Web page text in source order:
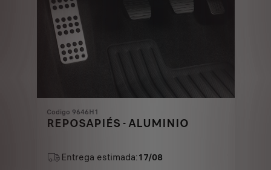
Codigo 9646H1
REPOSAPIÉS - ALUMINIO
Entrega estimada:17/08